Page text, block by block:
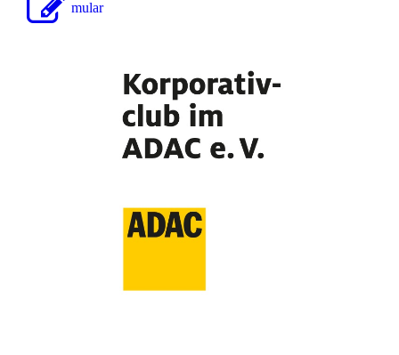
mu­lar